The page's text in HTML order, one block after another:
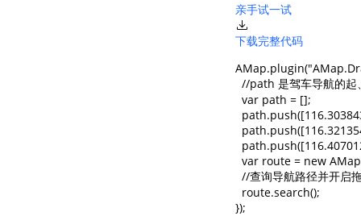
亲手试一试
下载完整代码
//path 是驾车导航的
  var path = [];
var route = new
//查询导航路径并开启
  route.search();
});